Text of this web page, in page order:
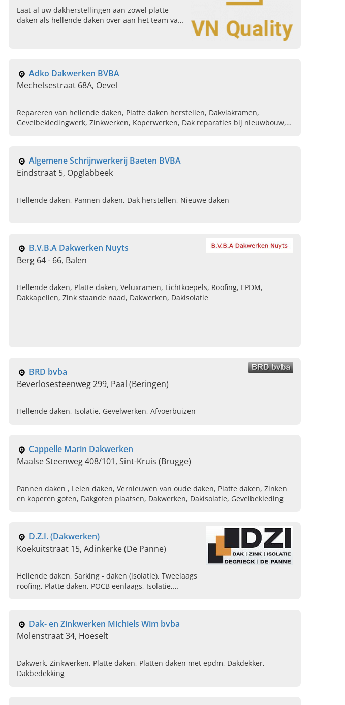
Laat al uw dakherstellingen aan zowel platte
daken als hellende daken over aan het team van
Adko Dakwerken BVBA
Mechelsestraat 68A, Oevel
Repareren van hellende daken, Platte daken herstellen, Dakvlakramen,
Gevelbekledingwerk, Zinkwerken, Koperwerken, Dak reparaties bij nieuwbouw,
Algemene Schrijnwerkerij Baeten BVBA
Eindstraat 5, Opglabbeek
Hellende daken, Pannen daken, Dak herstellen, Nieuwe daken
B.V.B.A Dakwerken Nuyts
Berg 64 - 66, Balen
Hellende daken, Platte daken, Veluxramen, Lichtkoepels, Roofing, EPDM,
Dakkapellen, Zink staande naad, Dakwerken, Dakisolatie
BRD bvba
Beverlosesteenweg 299, Paal (Beringen)
Hellende daken, Isolatie, Gevelwerken, Afvoerbuizen
Cappelle Marin Dakwerken
Maalse Steenweg 408/101, Sint-Kruis (Brugge)
Pannen daken , Leien daken, Vernieuwen van oude daken, Platte daken, Zinken
en koperen goten, Dakgoten plaatsen, Dakwerken, Dakisolatie, Gevelbekleding
D.Z.I. (Dakwerken)
Koekuitstraat 15, Adinkerke (De Panne)
Hellende daken, Sarking - daken (isolatie), Tweelaags
roofing, Platte daken, POCB eenlaags, Isolatie,
Dak- en Zinkwerken Michiels Wim bvba
Molenstraat 34, Hoeselt
Dakwerk, Zinkwerken, Platte daken, Platten daken met epdm, Dakdekker,
Dakbedekking